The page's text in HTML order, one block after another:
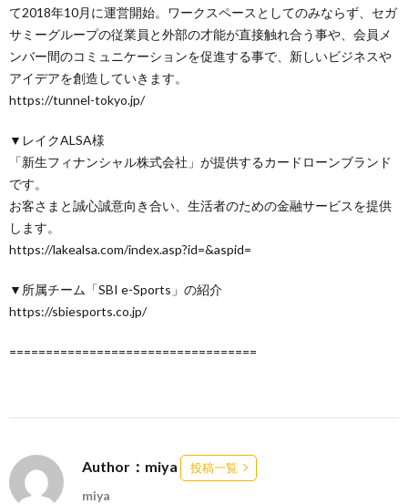
て2018年10月に運営開始。ワークスペースとしてのみならず、セガ
サミーグループの従業員と外部の才能が直接触れ合う事や、会員メ
ンバー間のコミュニケーションを促進する事で、新しいビジネスや
アイデアを創造していきます。
https://tunnel-tokyo.jp/
▼レイクALSA様
「新生フィナンシャル株式会社」が提供するカードローンブランド
です。
お客さまと誠心誠意向き合い、生活者のための金融サービスを提供
します。
https://lakealsa.com/index.asp?id=&aspid=
▼所属チーム「SBI e-Sports」の紹介
https://sbiesports.co.jp/
==================================
Author：miya 投稿一覧
miya